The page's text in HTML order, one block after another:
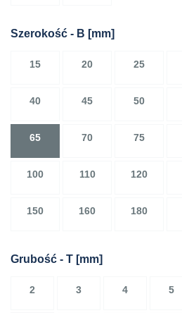
Szerokość - B [mm]
15 20 25
40 45 50
65 70 75
100 110 120
150 160 180
Grubość - T [mm]
2 3 4 5